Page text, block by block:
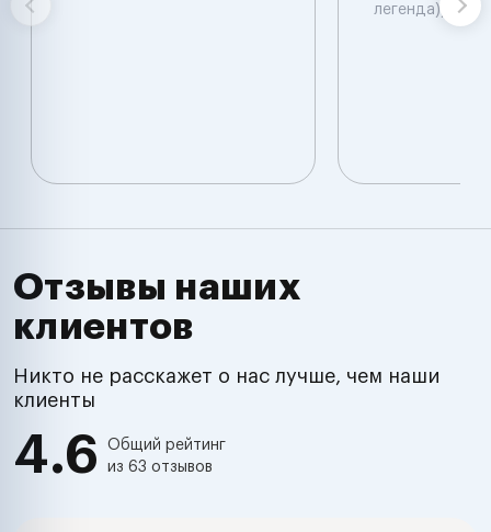
легенда))
Отзывы наших
клиентов
Никто не расскажет о нас лучше, чем наши
клиенты
4.6
Общий рейтинг
из 63 отзывов